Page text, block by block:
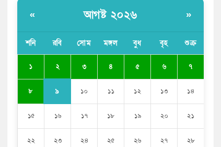
সরকার
সজীব ওয়াজেদ জয়
« আগষ্ট ২০২৬ »
শনি রবি সোম মঙ্গল বুধ বৃহ শুক্র
১ ২ ৩ ৪ ৫ ৬ ৭
৮ ৯ ১০ ১১ ১২ ১৩ ১৪
১৫ ১৬ ১৭ ১৮ ১৯ ২০ ২১
২২ ২৩ ২৪ ২৫ ২৬ ২৭ ২৮